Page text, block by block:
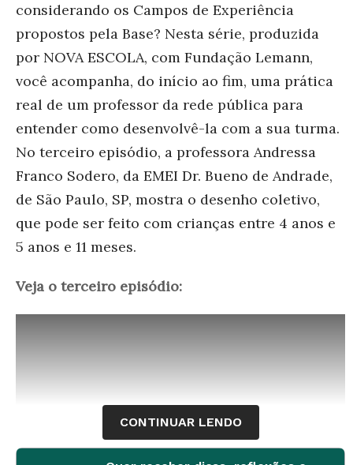
considerando os Campos de Experiência
propostos pela Base? Nesta série, produzida
por NOVA ESCOLA, com Fundação Lemann,
você acompanha, do início ao fim, uma prática
real de um professor da rede pública para
entender como desenvolvê-la com a sua turma.
No terceiro episódio, a professora Andressa
Franco Sodero, da EMEI Dr. Bueno de Andrade,
de São Paulo, SP, mostra o desenho coletivo,
que pode ser feito com crianças entre 4 anos e
5 anos e 11 meses.
Veja o terceiro episódio:
CONTINUAR LENDO